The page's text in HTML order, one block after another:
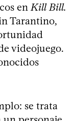
en Kill Bill.
Tarantino,
videojuego.
se trata